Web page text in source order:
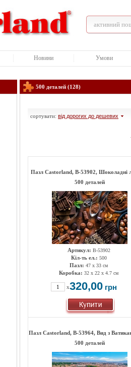
Новини Умови
500 деталей (128)
сортувати: від дорогих до дешевих
Пазл Castorland, B-53902, Шоколадні
500 деталей
Артикул: B-53902
Кіл-ть ел.: 500
Пазл: 47 х 33 см
Коробка: 32 x 22 x 4.7 см
x320,00 грн
Пазл Castorland, B-53964, Вид з
500 деталей